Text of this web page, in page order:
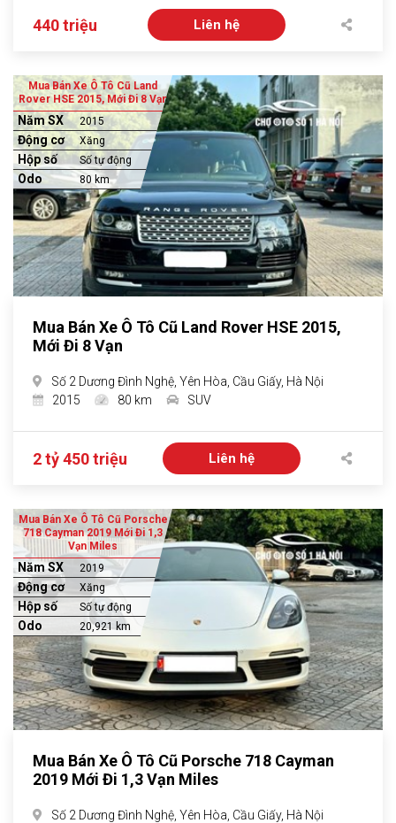
440 triệu Liên hệ
Mua Bán Xe Ô Tô Cũ Land
Rover HSE 2015, Mới Đi 8 Vạn
Năm SX 2015
Động cơ Xăng
Hộp số Số tự động
Odo 80 km
Mua Bán Xe Ô Tô Cũ Land Rover HSE 2015,
Mới Đi 8 Vạn
Số 2 Dương Đình Nghệ, Yên Hòa, Cầu Giấy, Hà Nội
2015
80 km SUV
2 tỷ 450 triệu Liên hệ
Mua Bán Xe Ô Tô Cũ Porsche
718 Cayman 2019 Mới Đi 1,3
Vạn Miles
Năm SX 2019
Động cơ Xăng
Hộp số Số tự động
Odo 20,921 km
Mua Bán Xe Ô Tô Cũ Porsche 718 Cayman
2019 Mới Đi 1,3 Vạn Miles
Số 2 Dương Đình Nghệ, Yên Hòa, Cầu Giấy, Hà Nội